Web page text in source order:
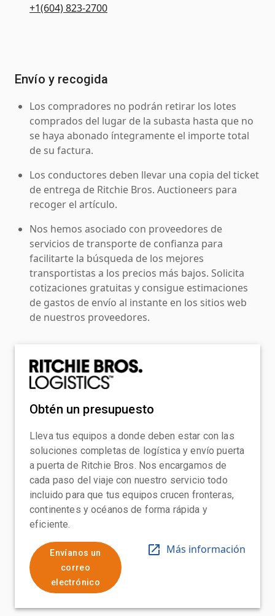
+1(604) 823-2700
Envío y recogida
Los compradores no podrán retirar los lotes
comprados del lugar de la subasta hasta que no
se haya abonado íntegramente el importe total
de su factura.
Los conductores deben llevar una copia del ticket
de entrega de Ritchie Bros. Auctioneers para
recoger el artículo.
Nos hemos asociado con proveedores de
servicios de transporte de confianza para
facilitarte la búsqueda de los mejores
transportistas a los precios más bajos. Solicita
cotizaciones gratuitas y consigue estimaciones
de gastos de envío al instante en los sitios web
de nuestros proveedores.
Obtén un presupuesto
Lleva tus equipos a donde deben estar con las
soluciones completas de logística y envío puerta
a puerta de Ritchie Bros. Nos encargamos de
cada paso del viaje con nuestro servicio todo
incluido para que tus equipos crucen fronteras,
continentes y océanos de forma rápida y
eficiente.
Envíanos un
correo
electrónico
Más información